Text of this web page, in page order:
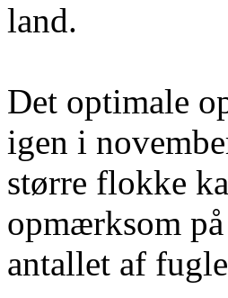
land.
Det optimale
igen i
større flokke
opmærksom
antallet af